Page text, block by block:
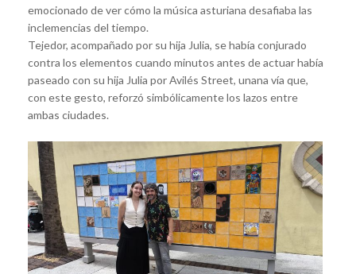
emocionado de ver cómo la música asturiana desafiaba las
inclemencias del tiempo.
Tejedor, acompañado por su hija Julia, se había conjurado
contra los elementos cuando minutos antes de actuar había
paseado con su hija Julia por Avilés Street, unana vía que,
con este gesto, reforzó simbólicamente los lazos entre
ambas ciudades.